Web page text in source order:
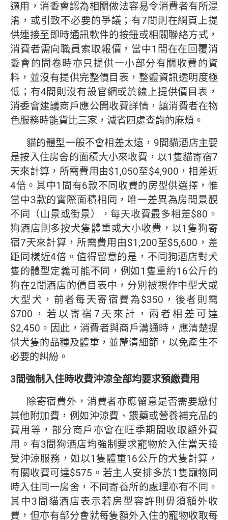
適用，消委會認為相關做法容易令消費者有所混
淆，或引致不必要的爭議；有7間則在網頁上提
供連接至即時通訊軟件的按鈕或相關聯絡方式，
消費者需向職員索取報價，當中1間在在回覆消
委會的問卷時亦只提供一小部分有關收費的資
料，並沒有提供完整價目表，整體資訊透明度極
低；有4間則沒有設官網或於線上提供價目表，
消委會建議商戶應公開收費詳情，讓消費者在物
色服務時能貨比三家，減省四處查詢的麻煩。
貓的體型一般不會相差太遠，9間貓酒店主要
是按入住房舍的面積大小來收費，以1隻貓寄宿7
天來計算，所需費用由$1,050至$4,900，相差近
4倍。其中1間有6款不同收費的房型供選擇，惟
當中3款的實際面積相同，唯一差異為房間景觀
不同（山景或街景），每天收費最多相差$80。
狗酒店則多按犬隻體重或大小收費，以1隻狗寄
宿7天來計算，所需費用由$1,200至$5,600，差
距同樣近4倍。值得留意的是，不同狗酒店對犬
隻的體型定義可能不同，例如1隻重約16公斤的
狗在2間酒店的價目表中，分別被視作中型犬或
大型犬，前者每天寄宿費為$350，後者則需
$700，若以寄宿7天來計，兩者相差可達
$2,450。因此，消費者與商戶溝通時，應清楚提
供犬隻的品種及體重，並釐清細節，以免產生不
必要的糾紛。
3間強制入住時收費沖涼全部均要求預繳費用
除寄宿費外，消費者亦應留意是否需要繳付
其他附加費，例如沖涼費、餵藥或營養補充品的
費用等，部分商戶亦會在旺季期間收取額外費
用。有3間狗酒店均強制要求寵物於入住當天接
受沖涼服務，如以1隻體重16公斤的犬隻計算，
有關收費可達$575。若主人安排多於1隻寵物同
時入住同一房舍，不同寄養所的處理亦有不同。
其中3間貓酒店表示若房型容許則毋須額外收
費，但亦有部分會就每隻額外入住的寵物收取每